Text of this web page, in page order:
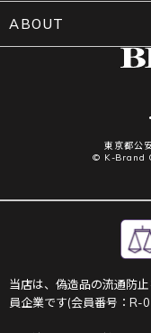
東京都公
© K-Brand
ABOUT
当店は、偽造品の流通防
員企業です(会員番号：R-